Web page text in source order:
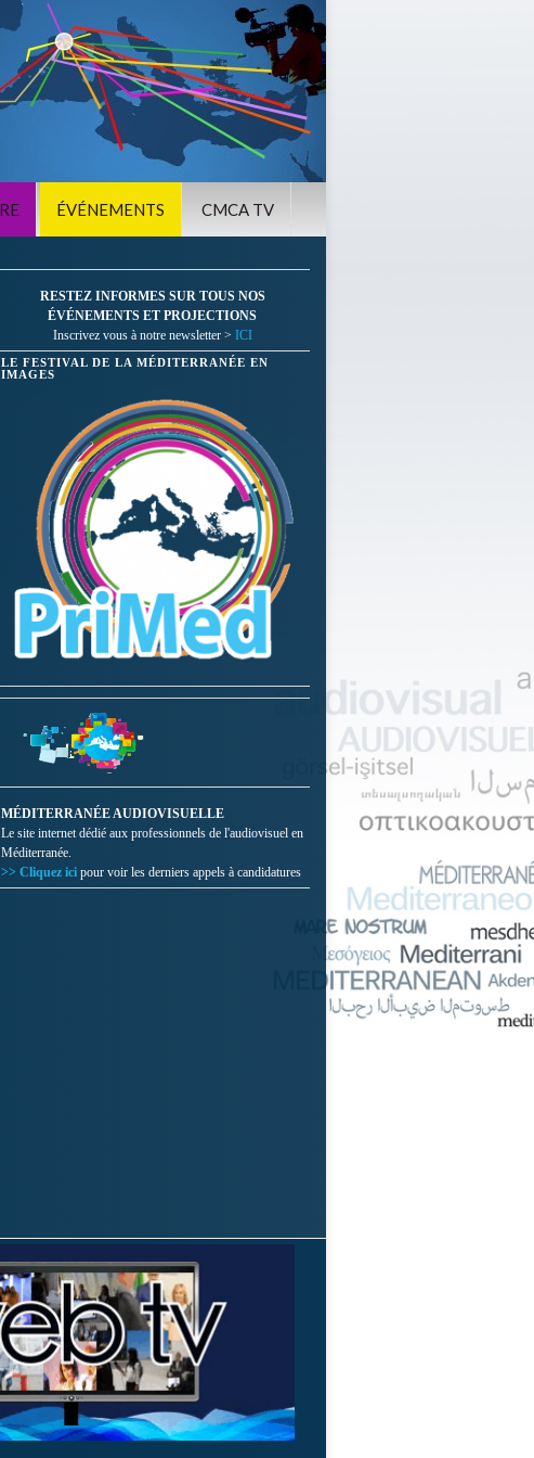
ÉVÉNEMENTS CMCA TV
RESTEZ INFORMES SUR TOUS NOS
ÉVÉNEMENTS ET PROJECTIONS
Inscrivez vous à notre newsletter > ICI
LE FESTIVAL DE LA MÉDITERRANÉE EN
IMAGES
MÉDITERRANÉE AUDIOVISUELLE
Le site internet dédié aux professionnels de l'audiovisuel en
Méditerranée.
>> Cliquez ici pour voir les derniers appels à candidatures